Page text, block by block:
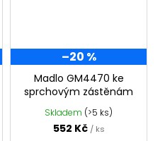
–20 %
Madlo GM4470 ke
sprchovým zástěnám
Skladem (>5 ks)
552 Kč / ks